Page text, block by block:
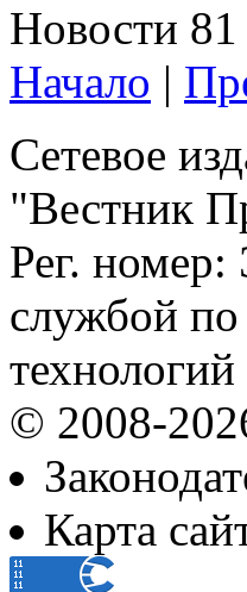
Новости
Начало |
Сетевое
"Вестник
Рег.
службой
© 2008-
Карта